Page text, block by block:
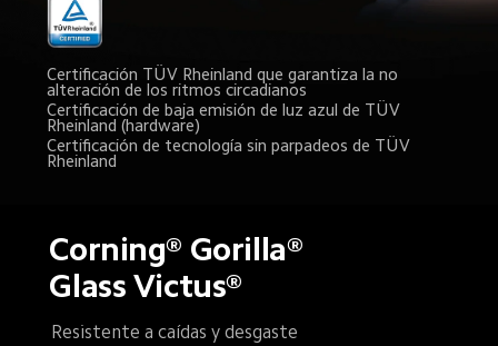
Certificación TÜV Rheinland que garantiza la no
alteración de los ritmos circadianos
Certificación de baja emisión de luz azul de TÜV
Rheinland (hardware)
Certificación de tecnología sin parpadeos de TÜV
Rheinland
Corning® Gorilla®
Glass Victus®
Resistente a caídas y desgaste